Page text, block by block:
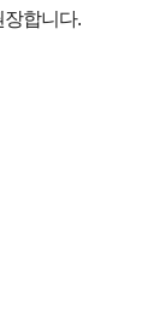
장합니다.